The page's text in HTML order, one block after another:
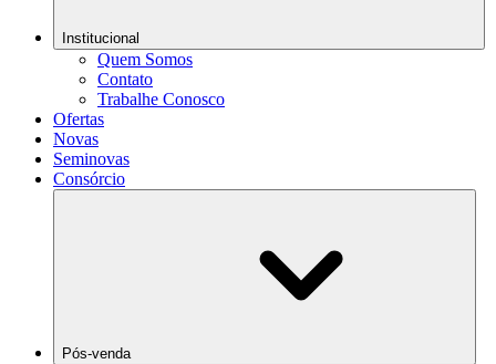
Institucional
Quem Somos
Contato
Trabalhe Conosco
Ofertas
Novas
Seminovas
Consórcio
Pós-venda